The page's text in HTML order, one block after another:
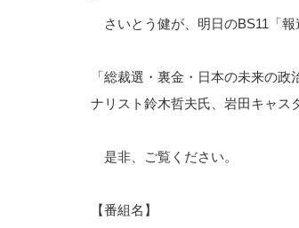
さいとう健が、明日のBS11「報
「総裁選・裏金・日本の未来の
ナリスト鈴木哲夫氏、岩田キャス
是非、ご覧ください。
【番組名】